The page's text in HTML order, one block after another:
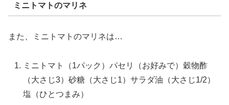
ミニトマトのマリネ
また、ミニトマトのマリネは…
ミニトマト（1パック）パセリ（お好みで）穀物酢
（大さじ3）砂糖（大さじ1）サラダ油（大さじ1/2）
塩（ひとつまみ）